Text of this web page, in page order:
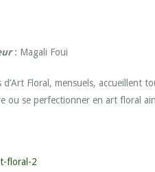
: Magali Foui
d’Art Floral, mensuels, accueillent
ou se perfectionner en art floral
floral-2